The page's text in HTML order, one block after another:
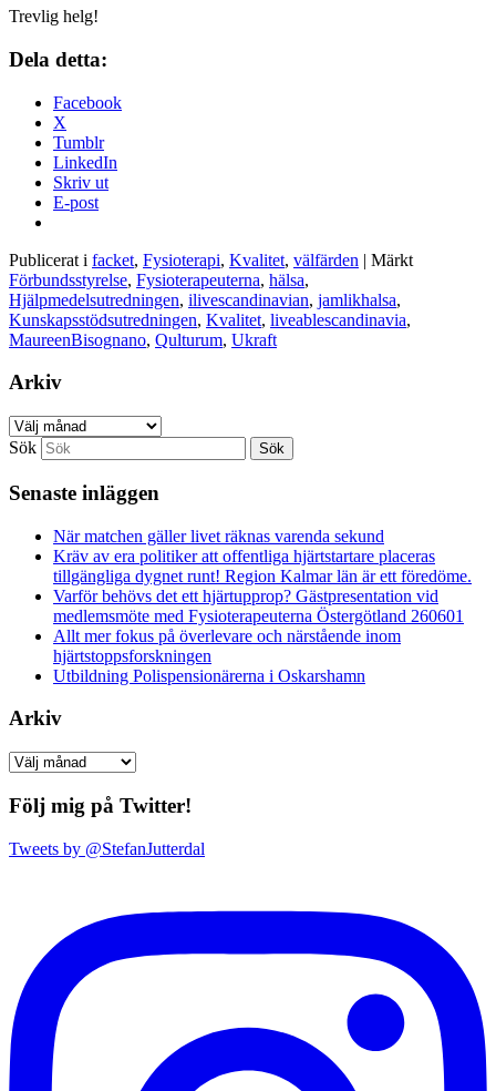
Trevlig helg!
Dela detta:
Facebook
X
Tumblr
LinkedIn
Skriv ut
E-post
Publicerat i facket, Fysioterapi, Kvalitet, välfärden | Märkt
Förbundsstyrelse, Fysioterapeuterna, hälsa,
Hjälpmedelsutredningen, ilivescandinavian, jamlikhalsa,
Kunskapsstödsutredningen, Kvalitet, liveablescandinavia,
MaureenBisognano, Qulturum, Ukraft
Arkiv
Arkiv
Sök
Senaste inläggen
När matchen gäller livet räknas varenda sekund
Kräv av era politiker att offentliga hjärtstartare placeras
tillgängliga dygnet runt! Region Kalmar län är ett föredöme.
Varför behövs det ett hjärtupprop? Gästpresentation vid
medlemsmöte med Fysioterapeuterna Östergötland 260601
Allt mer fokus på överlevare och närstående inom
hjärtstoppsforskningen
Utbildning Polispensionärerna i Oskarshamn
Arkiv
Arkiv
Följ mig på Twitter!
Tweets by @StefanJutterdal